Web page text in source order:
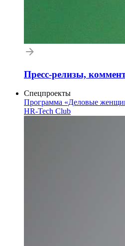
Пресс-релизы,
Спецпроекты
Программа «Деловые
HR-Tech Club